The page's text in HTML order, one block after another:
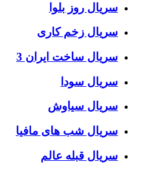
سریال روز بلوا
سریال زخم کاری
سریال ساخت ایران 3
سریال سودا
سریال سیاوش
سریال شب های مافیا
سریال قبله عالم